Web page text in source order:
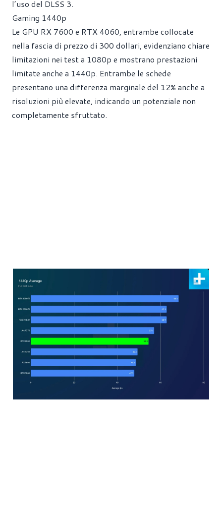
l’uso del DLSS 3.
Gaming 1440p
Le GPU RX 7600 e RTX 4060, entrambe collocate
nella fascia di prezzo di 300 dollari, evidenziano chiare
limitazioni nei test a 1080p e mostrano prestazioni
limitate anche a 1440p. Entrambe le schede
presentano una differenza marginale del 12% anche a
risoluzioni più elevate, indicando un potenziale non
completamente sfruttato.